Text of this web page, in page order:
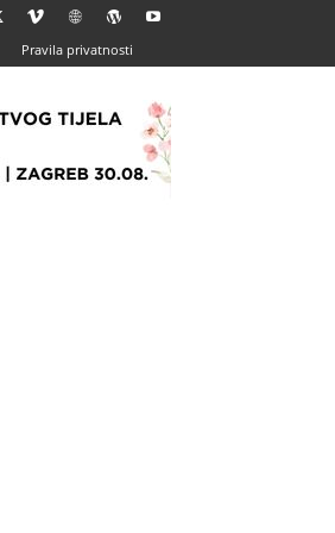
Pravila privatnosti